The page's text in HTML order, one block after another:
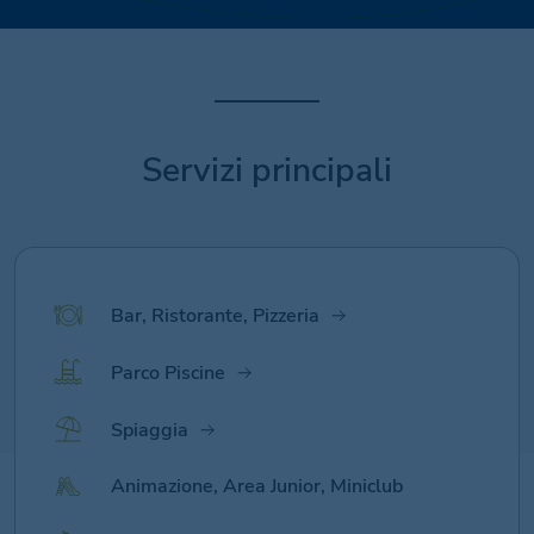
Servizi principali
Bar, Ristorante, Pizzeria
Parco Piscine
Spiaggia
Animazione, Area Junior, Miniclub